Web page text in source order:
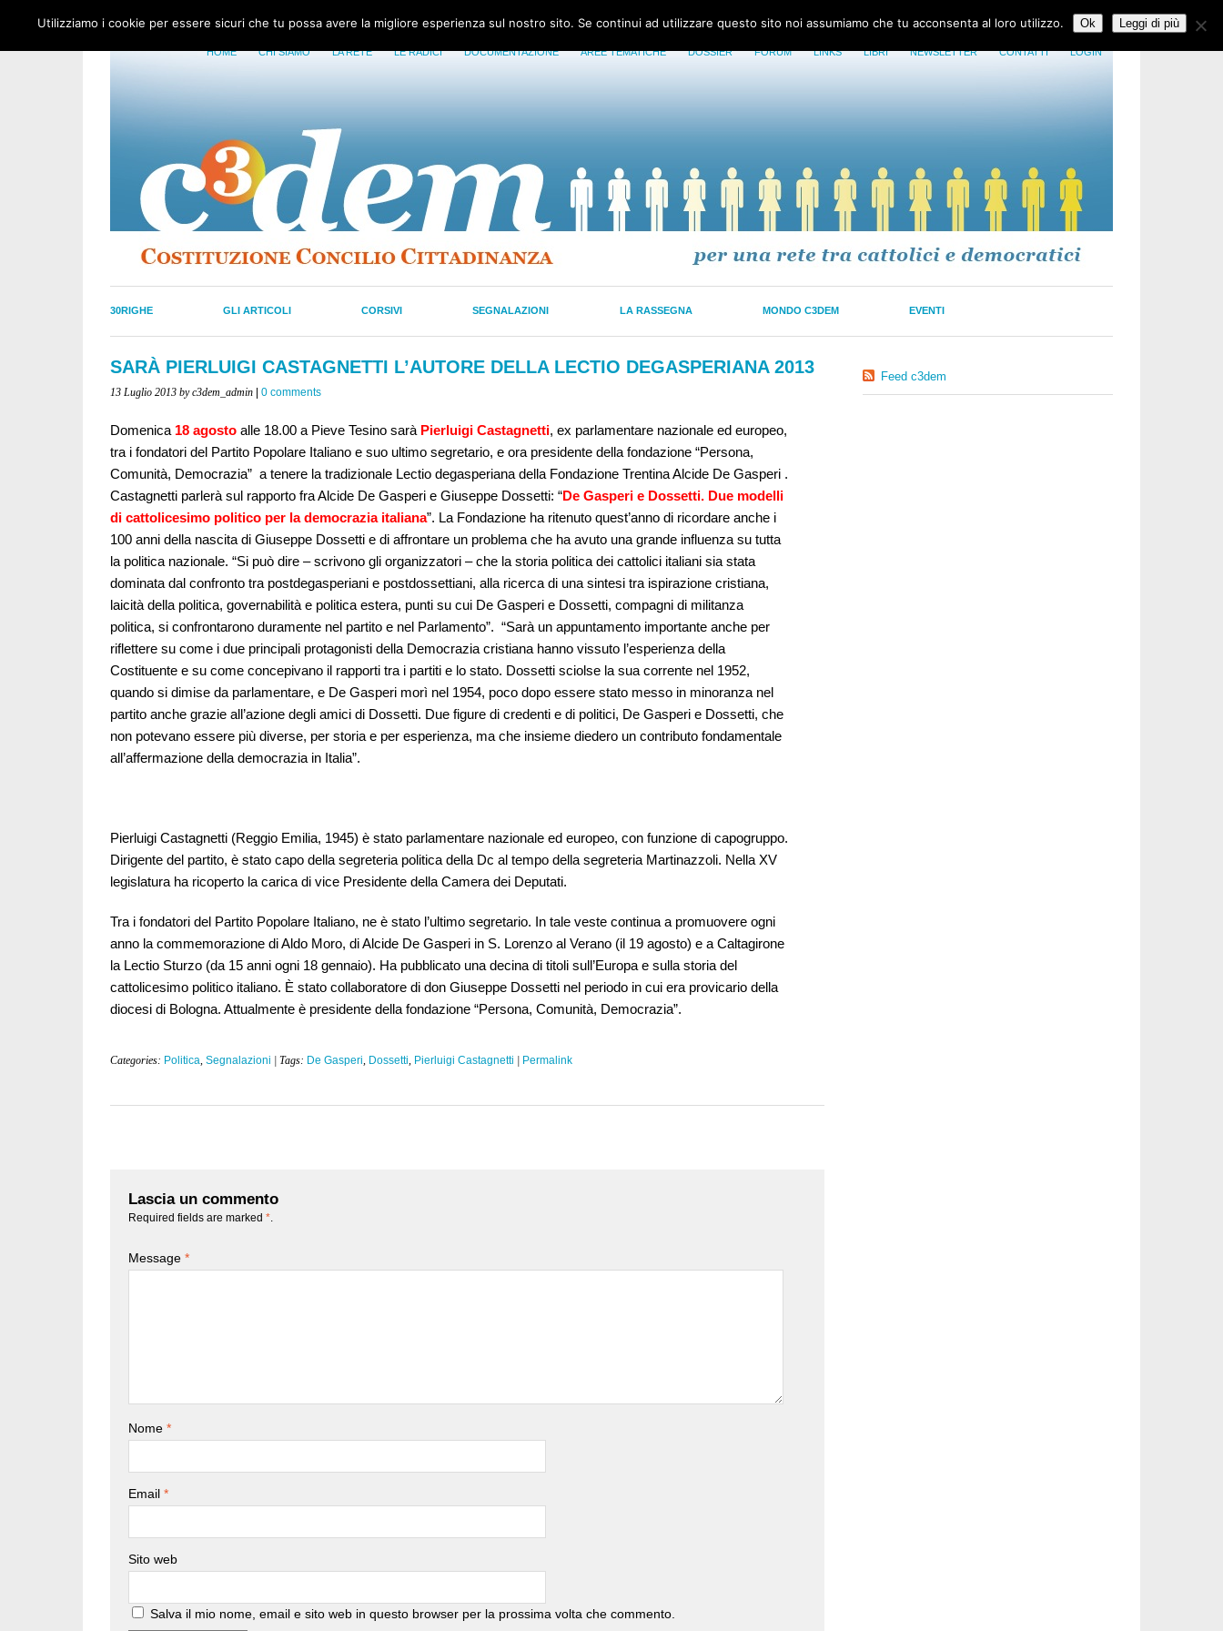
HOME CHI SIAMO LA RETE LE RADICI DOCUMENTAZIONE AREE TEMATICHE DOSSIER FORUM LINKS LIBRI NEWSLETTER CONTATTI LOGIN
30RIGHE GLI ARTICOLI CORSIVI SEGNALAZIONI LA RASSEGNA MONDO C3DEM EVENTI
SARÀ PIERLUIGI CASTAGNETTI L’AUTORE DELLA LECTIO DEGASPERIANA 2013
13 Luglio 2013 by c3dem_admin 0 comments
Domenica 18 agosto alle 18.00 a Pieve Tesino sarà Pierluigi Castagnetti, ex parlamentare nazionale ed europeo,
tra i fondatori del Partito Popolare Italiano e suo ultimo segretario, e ora presidente della fondazione “Persona,
Comunità, Democrazia” a tenere la tradizionale Lectio degasperiana della Fondazione Trentina Alcide De Gasperi .
Castagnetti parlerà sul rapporto fra Alcide De Gasperi e Giuseppe Dossetti: “De Gasperi e Dossetti. Due modelli
di cattolicesimo politico per la democrazia italiana”. La Fondazione ha ritenuto quest’anno di ricordare anche i
100 anni della nascita di Giuseppe Dossetti e di affrontare un problema che ha avuto una grande influenza su tutta
la politica nazionale. “Si può dire – scrivono gli organizzatori – che la storia politica dei cattolici italiani sia stata
dominata dal confronto tra postdegasperiani e postdossettiani, alla ricerca di una sintesi tra ispirazione cristiana,
laicità della politica, governabilità e politica estera, punti su cui De Gasperi e Dossetti, compagni di militanza
politica, si confrontarono duramente nel partito e nel Parlamento”. “Sarà un appuntamento importante anche per
riflettere su come i due principali protagonisti della Democrazia cristiana hanno vissuto l’esperienza della
Costituente e su come concepivano il rapporti tra i partiti e lo stato. Dossetti sciolse la sua corrente nel 1952,
quando si dimise da parlamentare, e De Gasperi morì nel 1954, poco dopo essere stato messo in minoranza nel
partito anche grazie all’azione degli amici di Dossetti. Due figure di credenti e di politici, De Gasperi e Dossetti, che
non potevano essere più diverse, per storia e per esperienza, ma che insieme diedero un contributo fondamentale
all’affermazione della democrazia in Italia”.
Pierluigi Castagnetti (Reggio Emilia, 1945) è stato parlamentare nazionale ed europeo, con funzione di capogruppo.
Dirigente del partito, è stato capo della segreteria politica della Dc al tempo della segreteria Martinazzoli. Nella XV
legislatura ha ricoperto la carica di vice Presidente della Camera dei Deputati.
Tra i fondatori del Partito Popolare Italiano, ne è stato l’ultimo segretario. In tale veste continua a promuovere ogni
anno la commemorazione di Aldo Moro, di Alcide De Gasperi in S. Lorenzo al Verano (il 19 agosto) e a Caltagirone
la Lectio Sturzo (da 15 anni ogni 18 gennaio). Ha pubblicato una decina di titoli sull’Europa e sulla storia del
cattolicesimo politico italiano. È stato collaboratore di don Giuseppe Dossetti nel periodo in cui era provicario della
diocesi di Bologna. Attualmente è presidente della fondazione “Persona, Comunità, Democrazia”.
Categories: Politica, Segnalazioni | Tags: De Gasperi, Dossetti, Pierluigi Castagnetti Permalink
Lascia un commento
Required fields are marked *
Message *
Nome *
Email *
Sito web
Salva il mio nome, email e sito web in questo browser per la prossima volta che commento.
Feed c3dem
Utilizziamo i cookie per essere sicuri che tu possa avere la migliore esperienza sul nostro sito. Se continui ad utilizzare questo sito noi assumiamo che tu acconsenta al loro utilizzo. Ok Leggi di più